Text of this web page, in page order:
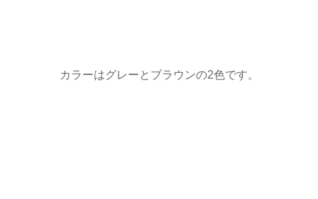
カラーはグレーとブラウンの2色です。